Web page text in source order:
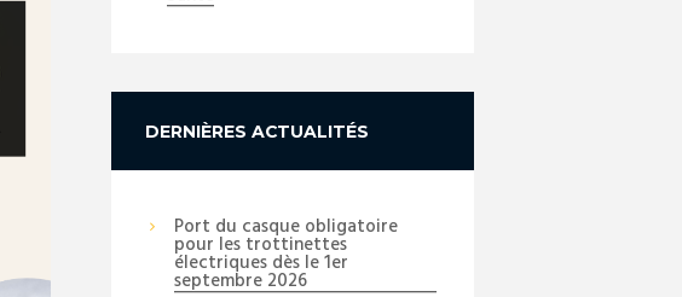
DERNIÈRES ACTUALITÉS
Port du casque obligatoire
pour les trottinettes
électriques dès le 1er
septembre 2026